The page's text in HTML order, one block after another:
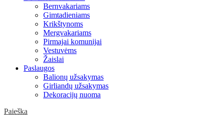
Bernvakariams
Gimtadieniams
Krikštynoms
Mergvakariams
Pirmajai komunijai
Vestuvėms
Žaislai
Paslaugos
Balionų užsakymas
Girliandų užsakymas
Dekoracijų nuoma
Paieška